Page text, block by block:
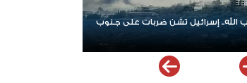
تشن ضربات على جنوب
الإمارات ترسخ دعم الموهوبين
نوعية ملهمة